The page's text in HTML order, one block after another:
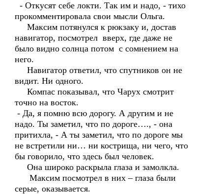
- Откусят себе локти. Так им и надо, - тихо
прокомментировала свои мысли Ольга.
Максим потянулся к рюкзаку и, достав
навигатор, посмотрел вверх, где даже не
было видно солнца потом с сомнением на
него.
Навигатор ответил, что спутников он не
видит. Ни одного.
Компас показывал, что Чарух смотрит
точно на восток.
- Да, я помню всю дорогу. А другим и не
надо. Ты заметил, что по дороге…., - она
притихла, - А ты заметил, что по дороге мы
не встретили ни… ни кострища, ни чего, что
бы говорило, что здесь был человек.
Она широко раскрыла глаза и замолкла.
Максим посмотрел в них – глаза были
серые, оказывается.